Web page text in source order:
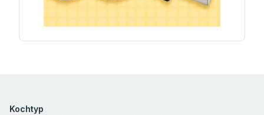
Kochtyp